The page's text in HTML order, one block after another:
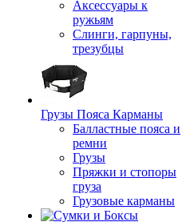
Аксессуары к
ружьям
Слинги, гарпуны,
трезубцы
Грузы Пояса Карманы
Балластные пояса и
ремни
Грузы
Пряжки и стопоры
груза
Грузовые карманы